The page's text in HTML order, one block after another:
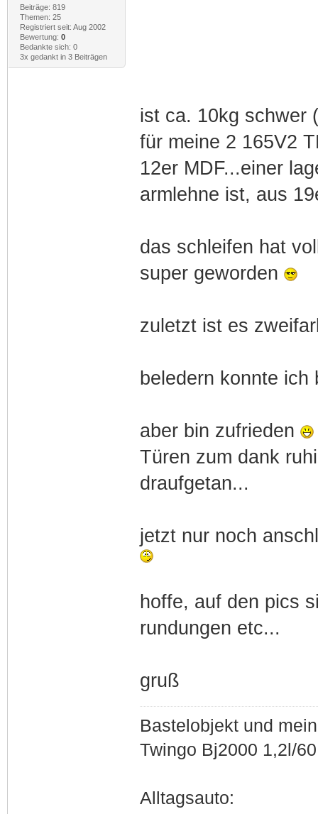
Beiträge: 819
Themen: 25
Registriert seit: Aug 2002
Bewertung: 0
Bedankte sich: 0
3x gedankt in 3 Beiträgen
ist ca. 10kg schwer
für meine 2 165V2
12er MDF...einer
armlehne ist, aus
das schleifen hat
super geworden
zuletzt ist es
beledern konnte
aber bin zufrieden
Türen zum dank
draufgetan...
jetzt nur noch
hoffe, auf den pics
rundungen etc...
gruß
Bastelobjekt und
Twingo Bj2000 1,2l/
Alltagsauto: